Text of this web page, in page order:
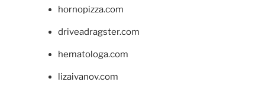
hornopizza.com
driveadragster.com
hematologa.com
lizaivanov.com